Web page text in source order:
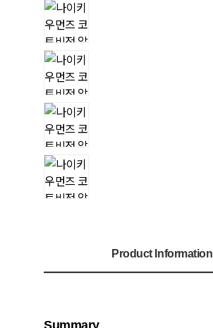
Product Information